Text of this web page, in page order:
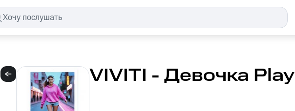
VIVITI - Девочка Play